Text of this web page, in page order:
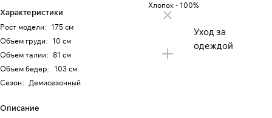
Характеристики
Рост модели: 175 см
Объем груди: 10 см
Объем талии: 81 см
Объем бедер: 103 см
Сезон: Демисезонный
Описание
Хлопок - 100%
Уход за
одеждой